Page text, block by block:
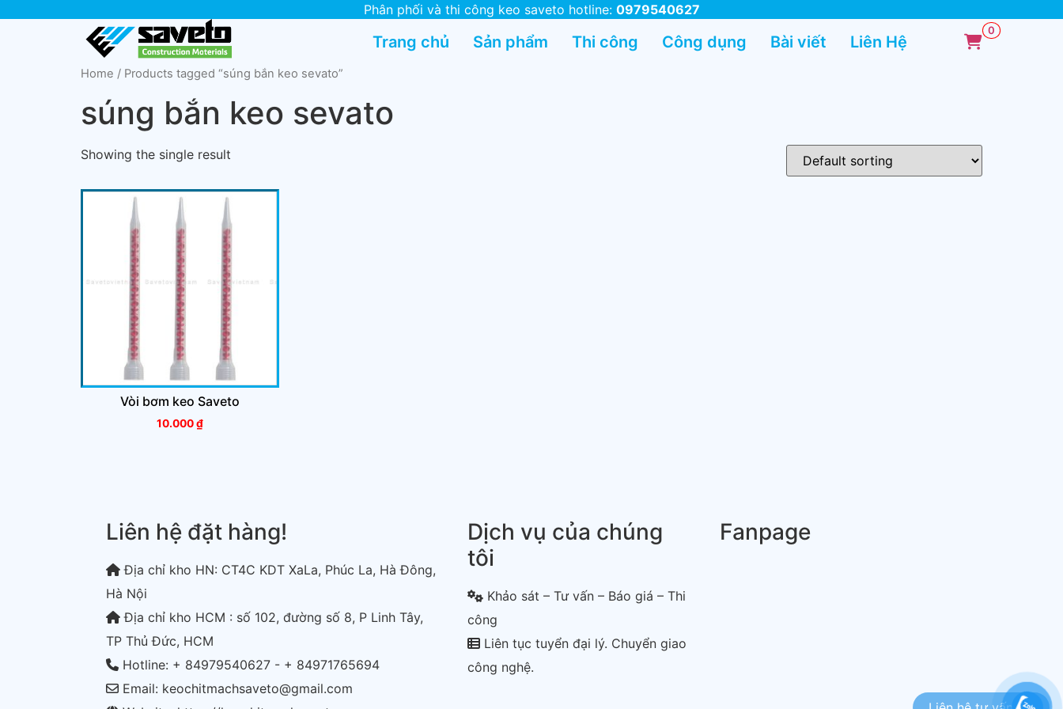
Phân phối và thi công keo saveto hotline: 0979540627
Trang chủ Sản phẩm Thi công Công dụng Bài viết Liên Hệ
Home / Products tagged “súng bắn keo sevato”
súng bắn keo sevato
Showing the single result
Vòi bơm keo Saveto
10.000₫
Liên hệ đặt hàng!
Địa chỉ kho HN: CT4C KDT XaLa, Phúc La, Hà Đông,
Hà Nội
Địa chỉ kho HCM : số 102, đường số 8, P Linh Tây,
TP Thủ Đức, HCM
Hotline: + 84979540627 - + 84971765694
Email: keochitmachsaveto@gmail.com
Dịch vụ của chúng
tôi
Khảo sát – Tư vấn – Báo giá – Thi
công
Liên tục tuyển đại lý. Chuyển giao
công nghệ.
Fanpage